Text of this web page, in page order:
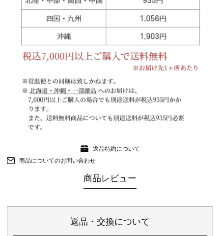
返品特約について
商品についてのお問い合わせ
商品レビュー
返品・交換について